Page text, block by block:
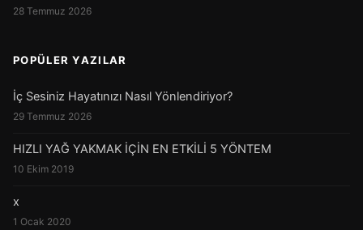
28 Temmuz 2026
POPÜLER YAZILAR
İç Sesiniz Hayatınızı Nasıl Yönlendiriyor?
29 Temmuz 2026
HIZLI YAĞ YAKMAK İÇİN EN ETKİLİ 5 YÖNTEM
10 Ekim 2019
x
1 Ocak 2020